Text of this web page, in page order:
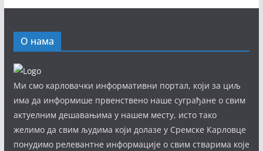
О нама
Ми смо карловачки информативни портал, који за циљ
има да информише првенствено наше суграђане о свим
актуелним дешавањима у нашем месту, исто тако
желимо да свим људима који долазе у Сремске Карловце
понудимо релевантне информације о свим стварима које